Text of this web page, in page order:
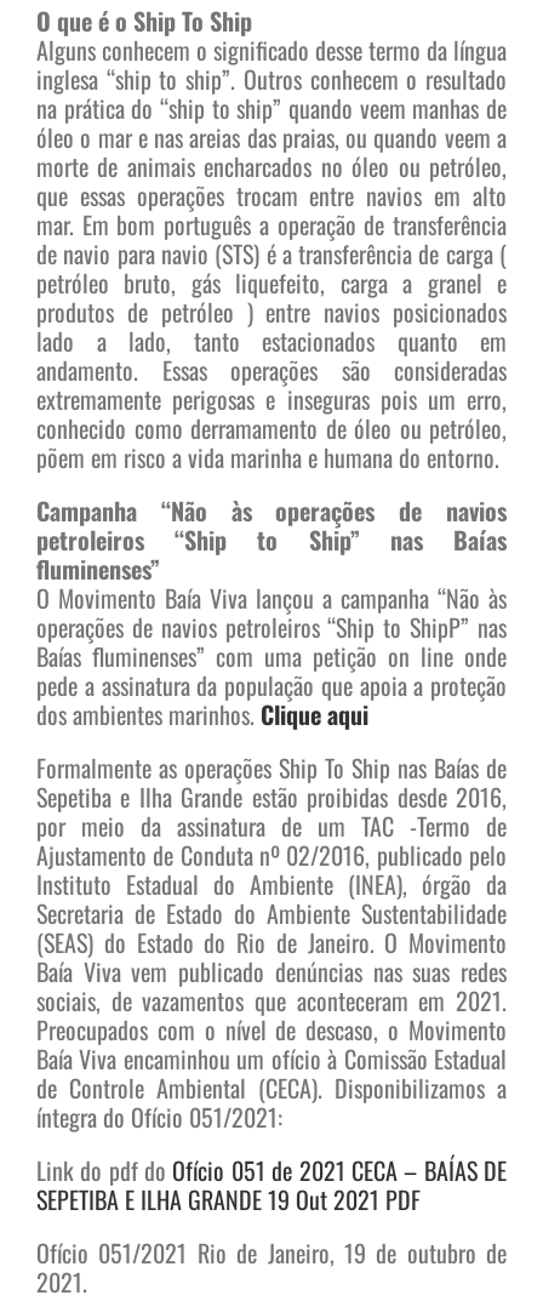
O que é o Ship To Ship
Alguns conhecem o significado desse termo da língua
inglesa “ship to ship”. Outros conhecem o resultado
na prática do “ship to ship” quando veem manhas de
óleo o mar e nas areias das praias, ou quando veem a
morte de animais encharcados no óleo ou petróleo,
que essas operações trocam entre navios em alto
mar. Em bom português a operação de transferência
de navio para navio (STS) é a transferência de carga (
petróleo bruto, gás liquefeito, carga a granel e
produtos de petróleo ) entre navios posicionados
lado a lado, tanto estacionados quanto em
andamento. Essas operações são consideradas
extremamente perigosas e inseguras pois um erro,
conhecido como derramamento de óleo ou petróleo,
põem em risco a vida marinha e humana do entorno.
Campanha “Não às operações de navios
petroleiros “Ship to Ship” nas Baías
fluminenses”
O Movimento Baía Viva lançou a campanha “Não às
operações de navios petroleiros “Ship to ShipP” nas
Baías fluminenses” com uma petição on line onde
pede a assinatura da população que apoia a proteção
dos ambientes marinhos. Clique aqui
Formalmente as operações Ship To Ship nas Baías de
Sepetiba e Ilha Grande estão proibidas desde 2016,
por meio da assinatura de um TAC -Termo de
Ajustamento de Conduta nº 02/2016, publicado pelo
Instituto Estadual do Ambiente (INEA), órgão da
Secretaria de Estado do Ambiente Sustentabilidade
(SEAS) do Estado do Rio de Janeiro. O Movimento
Baía Viva vem publicado denúncias nas suas redes
sociais, de vazamentos que aconteceram em 2021.
Preocupados com o nível de descaso, o Movimento
Baía Viva encaminhou um ofício à Comissão Estadual
de Controle Ambiental (CECA). Disponibilizamos a
íntegra do Ofício 051/2021:
Link do pdf do Ofício 051 de 2021 CECA – BAÍAS DE
SEPETIBA E ILHA GRANDE 19 Out 2021 PDF
Ofício 051/2021 Rio de Janeiro, 19 de outubro de
2021.